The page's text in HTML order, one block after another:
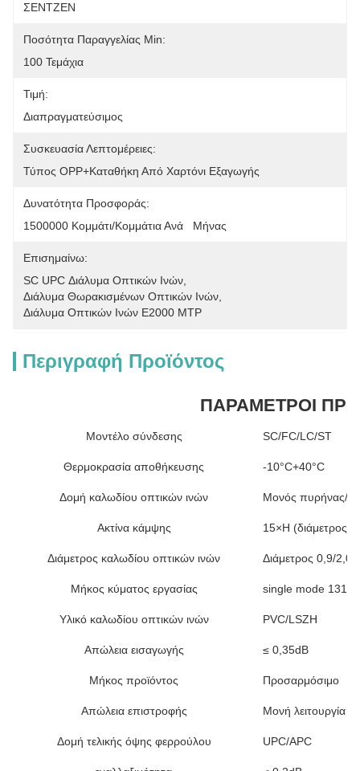
ΣΕΝΤΖΕΝ
Ποσότητα Παραγγελίας Min:
100 Τεμάχια
Τιμή:
Διαπραγματεύσιμος
Συσκευασία Λεπτομέρειες:
Τύπος OPP+Καταθήκη Από Χαρτόνι Εξαγωγής
Δυνατότητα Προσφοράς:
1500000 Κομμάτι/κομμάτια Ανά   Μήνας
Επισημαίνω:
SC UPC Διάλυμα Οπτικών Ινών
Διάλυμα Θωρακισμένων Οπτικών Ινών
Διάλυμα Οπτικών Ινών E2000 MTP
Περιγραφή Προϊόντος
ΠΑΡΑΜΕΤΡΟΙ
Μοντέλο σύνδεσης SC/FC/LC/ST
Θερμοκρασία αποθήκευσης -10°C+40°C
Δομή καλωδίου οπτικών ινών Μονός πυρήνας/
Ακτίνα κάμψης 15×H (διάμετρος
Διάμετρος καλωδίου οπτικών ινών Διάμετρος 0,9/
Μήκος κύματος εργασίας single mode
Υλικό καλωδίου οπτικών ινών PVC/LSZH
Απώλεια εισαγωγής ≤ 0,35dB
Μήκος προϊόντος Προσαρμόσιμο
Απώλεια επιστροφής Μονή λειτουργία
Δομή τελικής όψης φερρούλου UPC/APC